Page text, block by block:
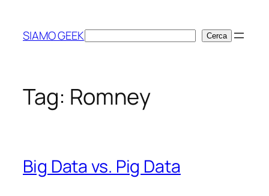
contenuto
SIAMO GEEKCerca Cerca
Tag: Romney
Big Data vs. Pig Data